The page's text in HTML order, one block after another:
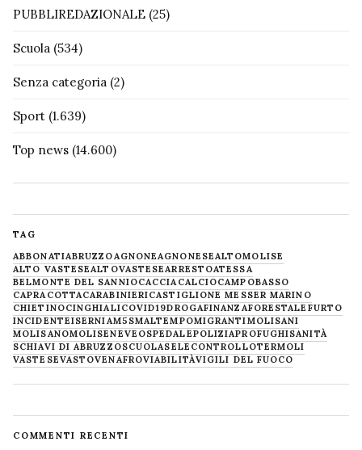
PUBBLIREDAZIONALE (25)
Scuola (534)
Senza categoria (2)
Sport (1.639)
Top news (14.600)
TAG
ABBONATIABRUZZOAGNONEAGNONESEALTOMOLISE
ALTO VASTESEALTOVASTESEARRESTOATESSA
BELMONTE DEL SANNIOCACCIACALCIOCAMPOBASSO
CAPRACOTTACARABINIERICASTIGLIONE MESSER MARINO
CHIETINOCINGHIALICOVID19DROGAFINANZAFORESTALE FURTO
INCIDENTEISERNIAM5SMALTEMPOMIGRANTIMOLISANI
MOLISANOMOLISENEVE OSPEDALEPOLIZIAPROFUGHISANITÀ
SCHIAVI DI ABRUZZOSCUOLASELECONTROLLOTERMOLI
VASTESEVASTOVENAFROVIABILITÀVIGILI DEL FUOCO
COMMENTI RECENTI